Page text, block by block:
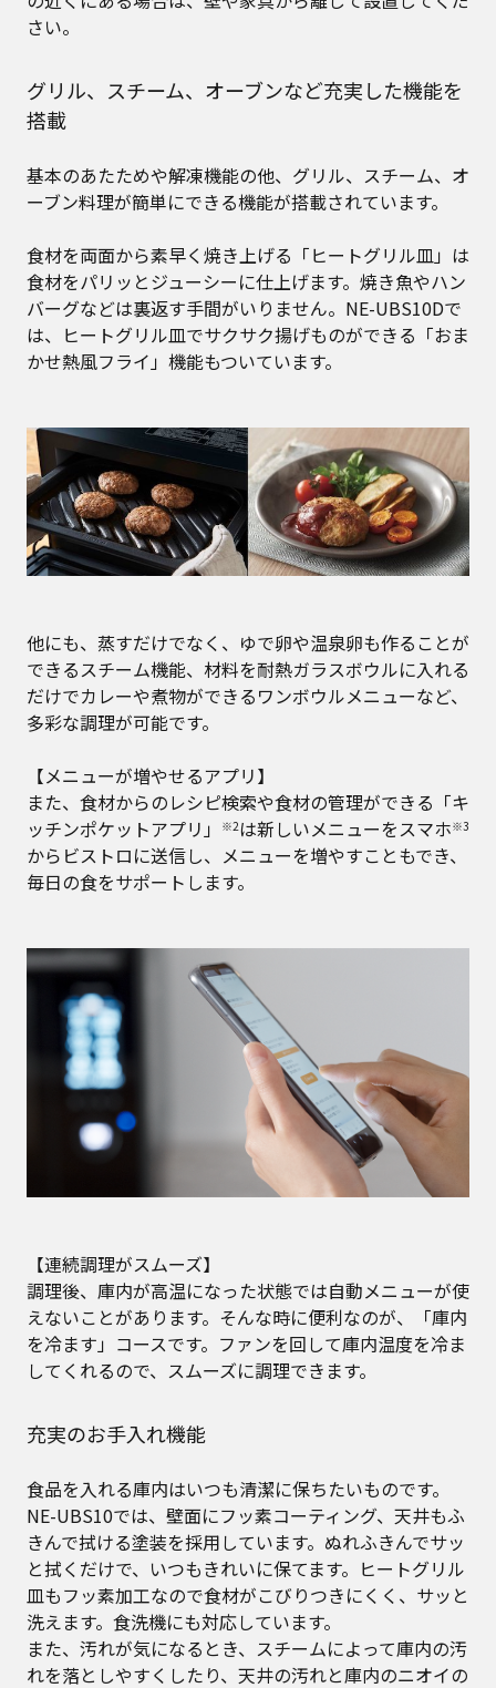
さい。
グリル、スチーム、オーブンなど充実した機能を
搭載
基本のあたためや解凍機能の他、グリル、スチーム、オ
ーブン料理が簡単にできる機能が搭載されています。
食材を両面から素早く焼き上げる「ヒートグリル皿」は
食材をパリッとジューシーに仕上げます。焼き魚やハン
バーグなどは裏返す手間がいりません。NE-UBS10Dで
は、ヒートグリル皿でサクサク揚げものができる「おま
かせ熱風フライ」機能もついています。
他にも、蒸すだけでなく、ゆで卵や温泉卵も作ることが
できるスチーム機能、材料を耐熱ガラスボウルに入れる
だけでカレーや煮物ができるワンボウルメニューなど、
多彩な調理が可能です。
【メニューが増やせるアプリ】
また、食材からのレシピ検索や食材の管理ができる「キ
ッチンポケットアプリ」
※2は新しいメニューをスマホ※3
からビストロに送信し、メニューを増やすこともでき、
毎日の食をサポートします。
【連続調理がスムーズ】
調理後、庫内が高温になった状態では自動メニューが使
えないことがあります。そんな時に便利なのが、「庫内
を冷ます」コースです。ファンを回して庫内温度を冷ま
してくれるので、スムーズに調理できます。
充実のお手入れ機能
食品を入れる庫内はいつも清潔に保ちたいものです。
NE-UBS10では、壁面にフッ素コーティング、天井もふ
きんで拭ける塗装を採用しています。ぬれふきんでサッ
と拭くだけで、いつもきれいに保てます。ヒートグリル
皿もフッ素加工なので食材がこびりつきにくく、サッと
洗えます。食洗機にも対応しています。
また、汚れが気になるとき、スチームによって庫内の汚
れを落としやすくしたり、天井の汚れと庫内のニオイの